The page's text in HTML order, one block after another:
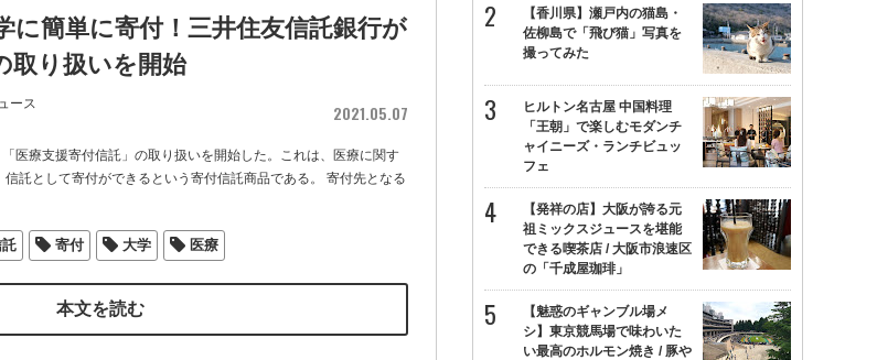
に簡単に寄付！三井住友信託銀行が
取り扱いを開始
ース 2021.05.07
医療支援寄付信託」の取り扱いを開始した。これは、医療に関す
託として寄付ができるという寄付信託商品である。 寄付先となる
寄付 大学 医療
本文を読む
【香川県】瀬戸内の猫島・
佐柳島で「飛び猫」写真を
撮ってみた
ヒルトン名古屋 中国料理
「王朝」で楽しむモダンチ
ャイニーズ・ランチビュッ
フェ
【発祥の店】大阪が誇る元
祖ミックスジュースを堪能
できる喫茶店 / 大阪市浪速区
の「千成屋珈琲」
【魅惑のギャンブル場メ
シ】東京競馬場で味わいた
い最高のホルモン焼き / 豚や